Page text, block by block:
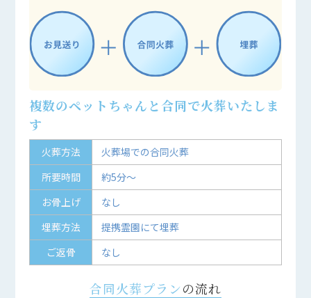
複数のペットちゃんと合同で火葬いたしま
す
火葬方法
火葬場での合同火葬
所要時間
約5分～
お骨上げ
なし
埋葬方法
提携霊園にて埋葬
ご返骨
なし
合同火葬プランの流れ